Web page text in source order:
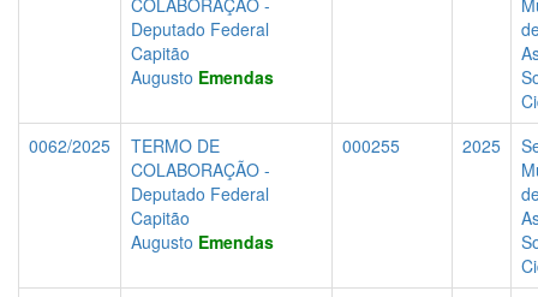
COLABORAÇÃO -
Deputado Federal
Capitão
Augusto Emendas
0062/2025
TERMO DE
COLABORAÇÃO -
Deputado Federal
Capitão
Augusto Emendas
000255 2025